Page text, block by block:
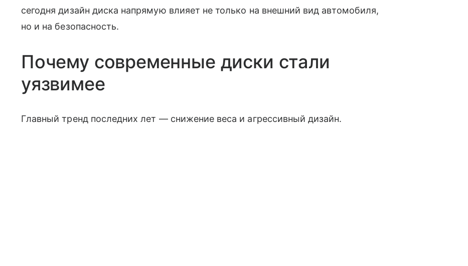
сегодня дизайн диска напрямую влияет не только на внешний вид автомобиля,
но и на безопасность.
Почему современные диски стали
уязвимее
Главный тренд последних лет — снижение веса и агрессивный дизайн.